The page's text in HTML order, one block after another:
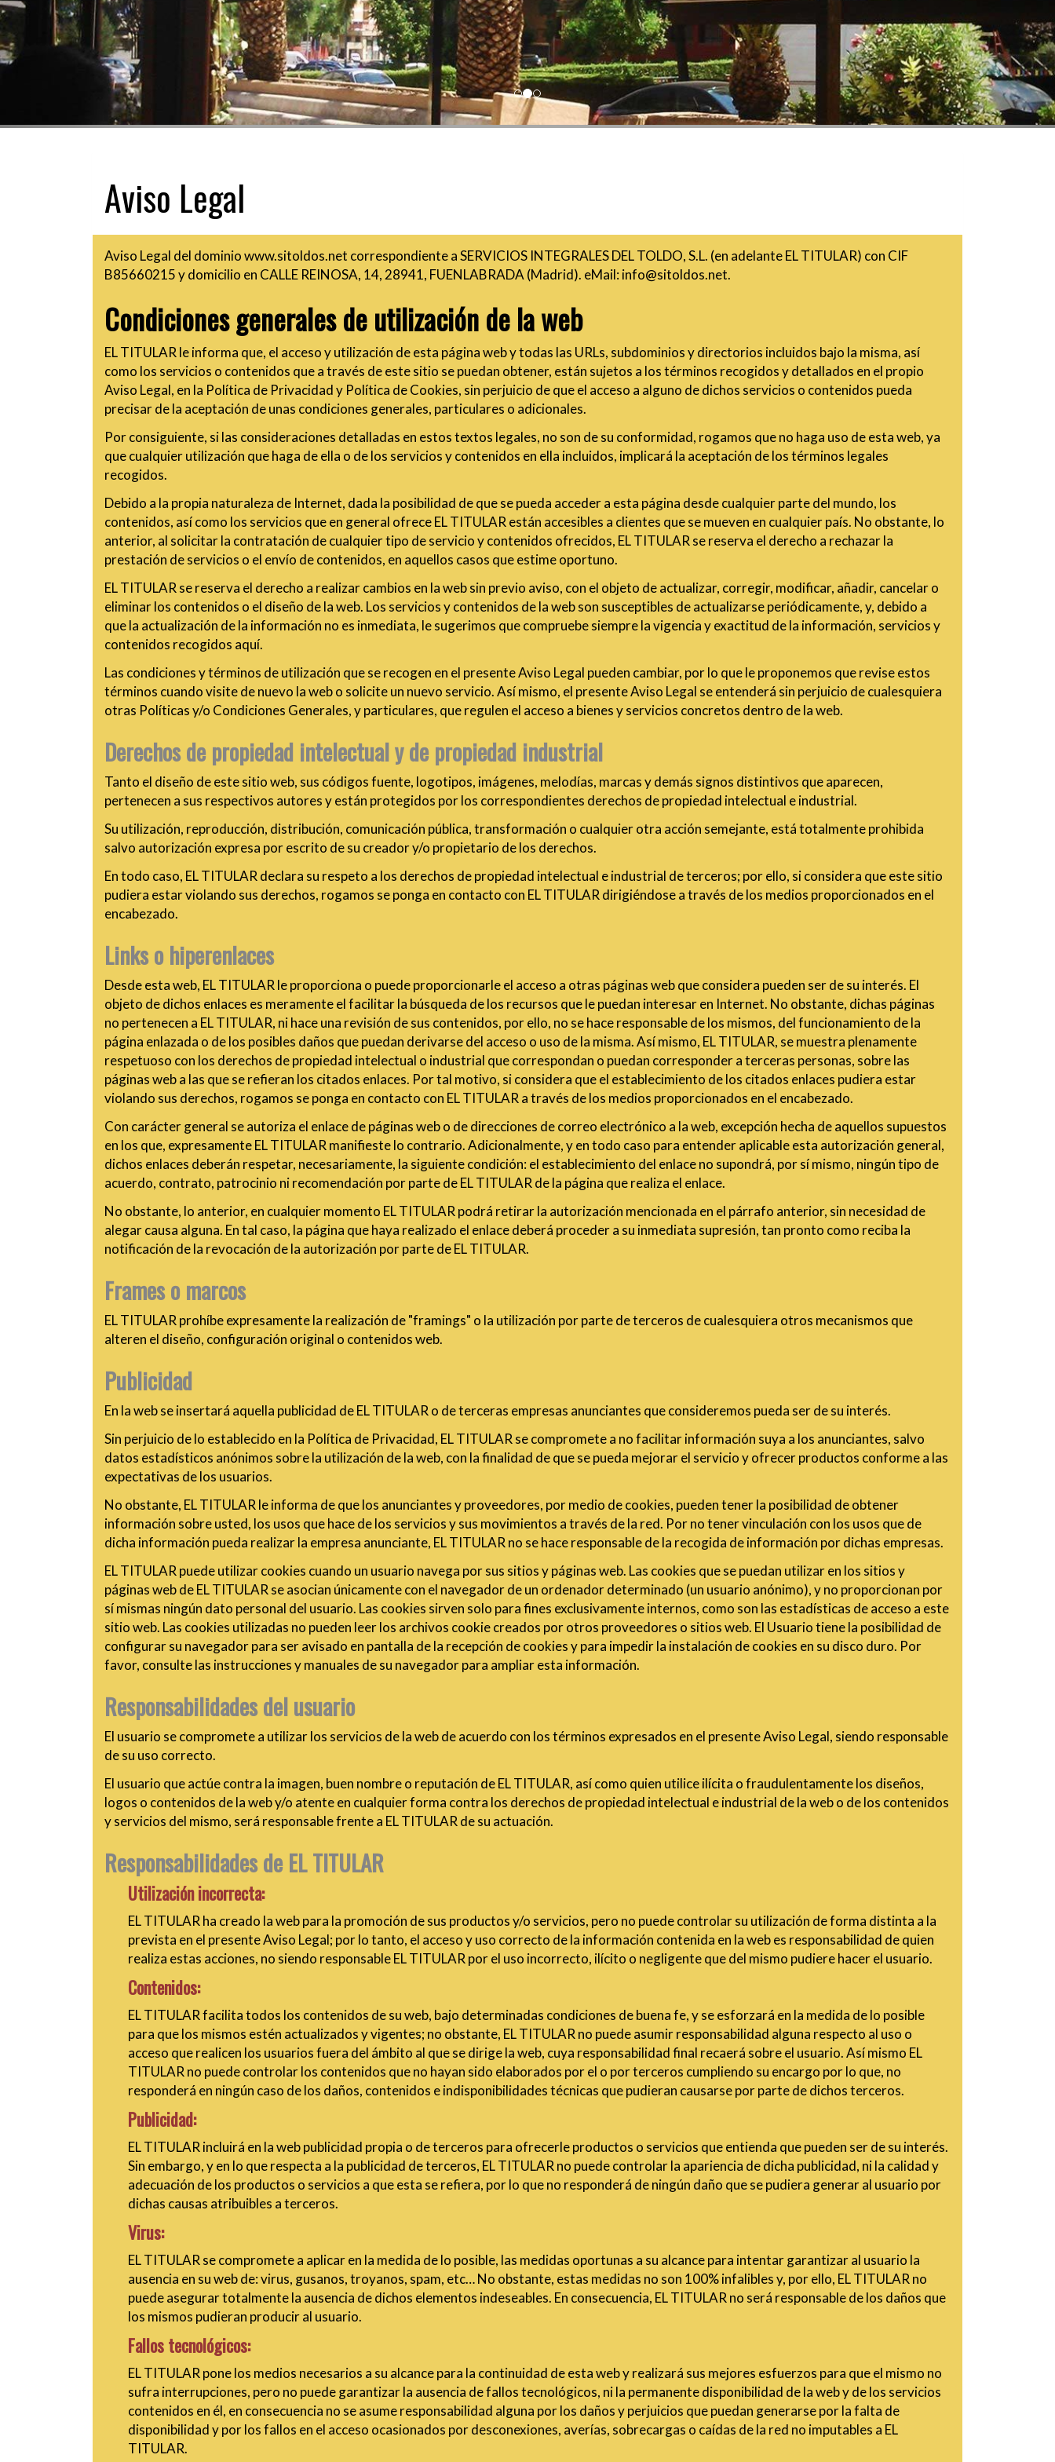
Aviso Legal
Aviso Legal del dominiowww.sitoldos.net correspondiente aSERVICIOS INTEGRALES DEL TOLDO, S.L. (en adelante EL TITULAR) con CIF
B85660215y domicilio en CALLE REINOSA, 14, 28941, FUENLABRADA (Madrid). eMail:info@sitoldos.net.
Condiciones generales de utilización de la web
EL TITULAR le informa que, el acceso y utilización de esta página web y todas las URLs, subdominios y directorios incluidos bajo la misma, así
como los servicios o contenidos que a través de este sitio se puedan obtener, están sujetos a los términos recogidos y detallados en el propio
Aviso Legal, en la Política de Privacidad y Política de Cookies, sin perjuicio de que el acceso a alguno de dichos servicios o contenidos pueda
precisar de la aceptación de unas condiciones generales, particulares o adicionales.
Por consiguiente, si las consideraciones detalladas en estos textos legales, no son de su conformidad, rogamos que no haga uso de esta web, ya
que cualquier utilización que haga de ella o de los servicios y contenidos en ella incluidos, implicará la aceptación de los términos legales
recogidos.
Debido a la propia naturaleza de Internet, dada la posibilidad de que se pueda acceder a esta página desde cualquier parte del mundo, los
contenidos, así como los servicios que en general ofrece EL TITULAR están accesibles a clientes que se mueven en cualquier país. No obstante, lo
anterior, al solicitar la contratación de cualquier tipo de servicio y contenidos ofrecidos, EL TITULAR se reserva el derecho a rechazar la
prestación de servicios o el envío de contenidos, en aquellos casos que estime oportuno.
EL TITULAR se reserva el derecho a realizar cambios en la web sin previo aviso, con el objeto de actualizar, corregir, modificar, añadir, cancelar o
eliminar los contenidos o el diseño de la web. Los servicios y contenidos de la web son susceptibles de actualizarse periódicamente, y, debido a
que la actualización de la información no es inmediata, le sugerimos que compruebe siempre la vigencia y exactitud de la información, servicios y
contenidos recogidos aquí.
Las condiciones y términos de utilización que se recogen en el presente Aviso Legal pueden cambiar, por lo que le proponemos que revise estos
términos cuando visite de nuevo la web o solicite un nuevo servicio. Así mismo, el presente Aviso Legal se entenderá sin perjuicio de cualesquiera
otras Políticas y/o Condiciones Generales, y particulares, que regulen el acceso a bienes y servicios concretos dentro de la web.
Derechos de propiedad intelectual y de propiedad industrial
Tanto el diseño de este sitio web, sus códigos fuente, logotipos, imágenes, melodías, marcas y demás signos distintivos que aparecen,
pertenecen a sus respectivos autores y están protegidos por los correspondientes derechos de propiedad intelectual e industrial.
Su utilización, reproducción, distribución, comunicación pública, transformación o cualquier otra acción semejante, está totalmente prohibida
salvo autorización expresa por escrito de su creador y/o propietario de los derechos.
En todo caso, EL TITULAR declara su respeto a los derechos de propiedad intelectual e industrial de terceros; por ello, si considera que este sitio
pudiera estar violando sus derechos, rogamos se ponga en contacto con EL TITULAR dirigiéndose a través de los medios proporcionados en el
encabezado.
Links o hiperenlaces
Desde esta web, EL TITULAR le proporciona o puede proporcionarle el acceso a otras páginas web que considera pueden ser de su interés. El
objeto de dichos enlaces es meramente el facilitar la búsqueda de los recursos que le puedan interesar en Internet. No obstante, dichas páginas
no pertenecen a EL TITULAR, ni hace una revisión de sus contenidos, por ello, no se hace responsable de los mismos, del funcionamiento de la
página enlazada o de los posibles daños que puedan derivarse del acceso o uso de la misma. Así mismo, EL TITULAR, se muestra plenamente
respetuoso con los derechos de propiedad intelectual o industrial que correspondan o puedan corresponder a terceras personas, sobre las
páginas web a las que se refieran los citados enlaces. Por tal motivo, si considera que el establecimiento de los citados enlaces pudiera estar
violando sus derechos, rogamos se ponga en contacto con EL TITULAR a través de los medios proporcionados en el encabezado.
Con carácter general se autoriza el enlace de páginas web o de direcciones de correo electrónico a la web, excepción hecha de aquellos supuestos
en los que, expresamente EL TITULAR manifieste lo contrario. Adicionalmente, y en todo caso para entender aplicable esta autorización general,
dichos enlaces deberán respetar, necesariamente, la siguiente condición: el establecimiento del enlace no supondrá, por sí mismo, ningún tipo de
acuerdo, contrato, patrocinio ni recomendación por parte de EL TITULAR de la página que realiza el enlace.
No obstante, lo anterior, en cualquier momento EL TITULAR podrá retirar la autorización mencionada en el párrafo anterior, sin necesidad de
alegar causa alguna. En tal caso, la página que haya realizado el enlace deberá proceder a su inmediata supresión, tan pronto como reciba la
notificación de la revocación de la autorización por parte de EL TITULAR.
Frames o marcos
EL TITULAR prohíbe expresamente la realización de "framings" o la utilización por parte de terceros de cualesquiera otros mecanismos que
alteren el diseño, configuración original o contenidos web.
Publicidad
En la web se insertará aquella publicidad de EL TITULAR o de terceras empresas anunciantes que consideremos pueda ser de su interés.
Sin perjuicio de lo establecido en la Política de Privacidad, EL TITULAR se compromete a no facilitar información suya a los anunciantes, salvo
datos estadísticos anónimos sobre la utilización de la web, con la finalidad de que se pueda mejorar el servicio y ofrecer productos conforme a las
expectativas de los usuarios.
No obstante, EL TITULAR le informa de que los anunciantes y proveedores, por medio de cookies, pueden tener la posibilidad de obtener
información sobre usted, los usos que hace de los servicios y sus movimientos a través de la red. Por no tener vinculación con los usos que de
dicha información pueda realizar la empresa anunciante, EL TITULAR no se hace responsable de la recogida de información por dichas empresas.
EL TITULAR puede utilizar cookies cuando un usuario navega por sus sitios y páginas web. Las cookies que se puedan utilizar en los sitios y
páginas web de EL TITULAR se asocian únicamente con el navegador de un ordenador determinado (un usuario anónimo), y no proporcionan por
sí mismas ningún dato personal del usuario. Las cookies sirven solo para fines exclusivamente internos, como son las estadísticas de acceso a este
sitio web. Las cookies utilizadas no pueden leer los archivos cookie creados por otros proveedores o sitios web. El Usuario tiene la posibilidad de
configurar su navegador para ser avisado en pantalla de la recepción de cookies y para impedir la instalación de cookies en su disco duro. Por
favor, consulte las instrucciones y manuales de su navegador para ampliar esta información.
Responsabilidades del usuario
El usuario se compromete a utilizar los servicios de la web de acuerdo con los términos expresados en el presente Aviso Legal, siendo responsable
de su uso correcto.
El usuario que actúe contra la imagen, buen nombre o reputación de EL TITULAR, así como quien utilice ilícita o fraudulentamente los diseños,
logos o contenidos de la web y/o atente en cualquier forma contra los derechos de propiedad intelectual e industrial de la web o de los contenidos
y servicios del mismo, será responsable frente a EL TITULAR de su actuación.
Responsabilidades de EL TITULAR
Utilización incorrecta:
EL TITULAR ha creado la web para la promoción de sus productos y/o servicios, pero no puede controlar su utilización de forma distinta a la
prevista en el presente Aviso Legal; por lo tanto, el acceso y uso correcto de la información contenida en la web es responsabilidad de quien
realiza estas acciones, no siendo responsable EL TITULAR por el uso incorrecto, ilícito o negligente que del mismo pudiere hacer el usuario.
Contenidos:
EL TITULAR facilita todos los contenidos de su web, bajo determinadas condiciones de buena fe, y se esforzará en la medida de lo posible
para que los mismos estén actualizados y vigentes; no obstante, EL TITULAR no puede asumir responsabilidad alguna respecto al uso o
acceso que realicen los usuarios fuera del ámbito al que se dirige la web, cuya responsabilidad final recaerá sobre el usuario. Así mismo EL
TITULAR no puede controlar los contenidos que no hayan sido elaborados por el o por terceros cumpliendo su encargo por lo que, no
responderá en ningún caso de los daños, contenidos e indisponibilidades técnicas que pudieran causarse por parte de dichos terceros.
Publicidad:
EL TITULAR incluirá en la web publicidad propia o de terceros para ofrecerle productos o servicios que entienda que pueden ser de su interés.
Sin embargo, y en lo que respecta a la publicidad de terceros, EL TITULAR no puede controlar la apariencia de dicha publicidad, ni la calidad y
adecuación de los productos o servicios a que esta se refiera, por lo que no responderá de ningún daño que se pudiera generar al usuario por
dichas causas atribuibles a terceros.
Virus:
EL TITULAR se compromete a aplicar en la medida de lo posible, las medidas oportunas a su alcance para intentar garantizar al usuario la
ausencia en su web de: virus, gusanos, troyanos, spam, etc… No obstante, estas medidas no son 100% infalibles y, por ello, EL TITULAR no
puede asegurar totalmente la ausencia de dichos elementos indeseables. En consecuencia, EL TITULAR no será responsable de los daños que
los mismos pudieran producir al usuario.
Fallos tecnológicos:
EL TITULAR pone los medios necesarios a su alcance para la continuidad de esta web y realizará sus mejores esfuerzos para que el mismo no
sufra interrupciones, pero no puede garantizar la ausencia de fallos tecnológicos, ni la permanente disponibilidad de la web y de los servicios
contenidos en él, en consecuencia no se asume responsabilidad alguna por los daños y perjuicios que puedan generarse por la falta de
disponibilidad y por los fallos en el acceso ocasionados por desconexiones, averías, sobrecargas o caídas de la red no imputables a EL
TITULAR.